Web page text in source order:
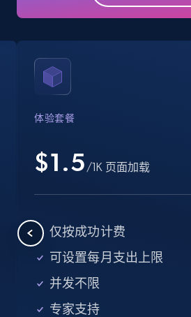
Business Popular Enriched
15.6K+
URL, Job posting id, Job title,
Company id, Job location, Job
15.3K+ 2.2K+
体验套餐
$1.5 /1K 页面加载
仅按成功计费
可设置每月支出上限
并发不限
专家支持